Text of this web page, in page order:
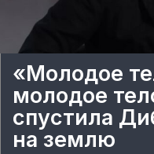
«Молодое
молодое
спустила
на землю